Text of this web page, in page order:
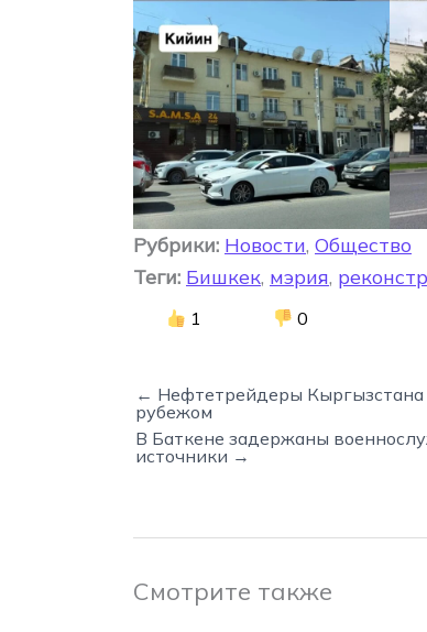
Рубрики: Новости, Общество
Теги: Бишкек, мэрия,
1 0
← Нефтетрейдеры
рубежом
В Баткене задержаны
источники →
Смотрите также